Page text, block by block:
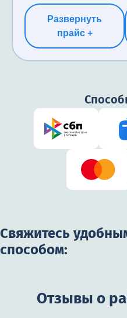
Развернуть
прайс +
Свяжитесь
способом:
Отзывы о